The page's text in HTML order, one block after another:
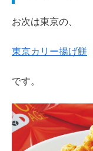
お次は東京の、
東京カリー揚げ餅
です。